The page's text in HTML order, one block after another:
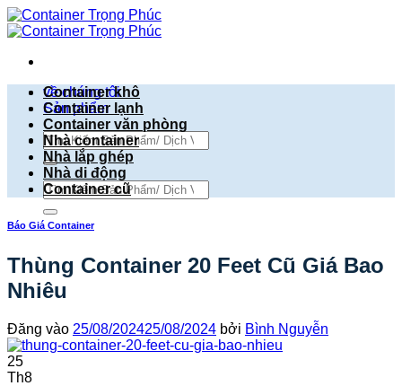
Bỏ
qua
dung
về chúng tôi
Sản phẩm
Tìm
kiếm:
Tìm
kiếm:
Container khô
Container lạnh
Container văn phòng
Nhà container
Nhà lắp ghép
Nhà di động
Container cũ
Báo Giá Container
Thùng Container 20 Feet Cũ Giá Bao
Nhiêu
Đăng vào 25/08/202425/08/2024 bởi Bình Nguyễn
25
Th8